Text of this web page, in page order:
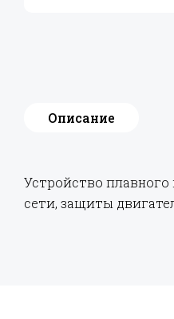
Описание
Устройство
сети, защиты